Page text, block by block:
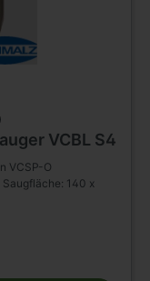
VCBL S4
140 x